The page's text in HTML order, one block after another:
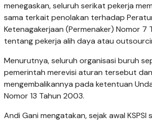
menegaskan, seluruh serikat pekerja
sama terkait penolakan terhadap
Ketenagakerjaan (Permenaker) Nomor 7
tentang pekerja alih daya atau
Menurutnya, seluruh organisasi buruh
pemerintah merevisi aturan tersebut dan
mengembalikannya pada ketentuan
Nomor 13 Tahun 2003.
Andi Gani mengatakan, sejak awal KSPSI